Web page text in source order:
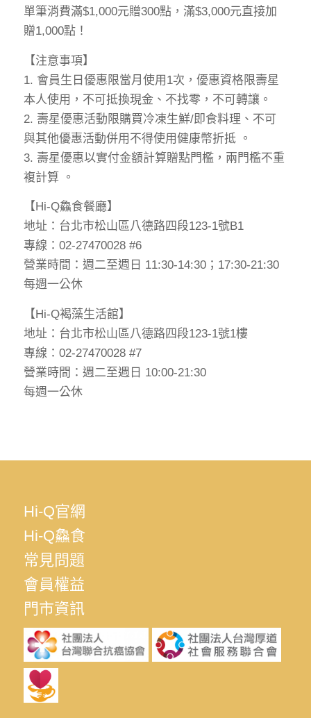
單筆消費滿$1,000元贈300點，滿$3,000元直接加
贈1,000點！
【注意事項】
1. 會員生日優惠限當月使用1次，優惠資格限壽星
本人使用，不可抵換現金、不找零，不可轉讓。
2. 壽星優惠活動限購買冷凍生鮮/即食料理、不可
與其他優惠活動併用不得使用健康幣折抵 。
3. 壽星優惠以實付金額計算贈點門檻，兩門檻不重
複計算 。
【Hi-Q鱻食餐廳】
地址：台北市松山區八德路四段123-1號B1
專線：02-27470028 #6
營業時間：週二至週日 11:30-14:30；17:30-21:30
每週一公休
【Hi-Q褐藻生活館】
地址：台北市松山區八德路四段123-1號1樓
專線：02-27470028 #7
營業時間：週二至週日 10:00-21:30
每週一公休
Hi-Q官網
Hi-Q鱻食
常見問題
會員權益
門市資訊